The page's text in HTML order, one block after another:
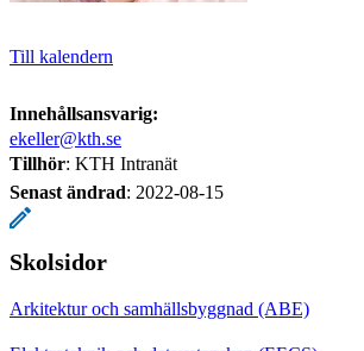
Till kalendern
Innehållsansvarig:
ekeller@kth.se
Tillhör: KTH Intranät
Senast ändrad: 2022-08-15
Skolsidor
Arkitektur och samhällsbyggnad (ABE)